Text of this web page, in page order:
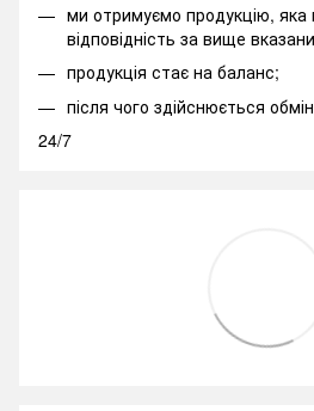
ми отримуємо продукцію, яка
відповідність за вище
продукція стає на баланс;
після чого здійснюється
24/7